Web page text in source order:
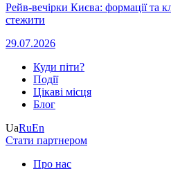
Рейв-вечірки Києва: формації та
стежити
29.07.2026
Куди піти?
Події
Цікаві місця
Блог
UaRuEn
Стати партнером
Про нас